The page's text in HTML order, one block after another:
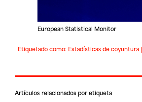
European Statistical Monitor
Etiquetado como: Estadísticas de coyuntura|
Artículos relacionados por etiqueta